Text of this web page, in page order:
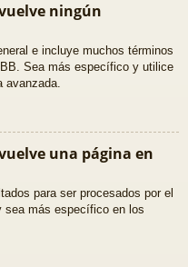
ningún
e incluye muchos términos
Sea más específico y utilice
avanzada.
una página en
para ser procesados por el
sea más específico en los